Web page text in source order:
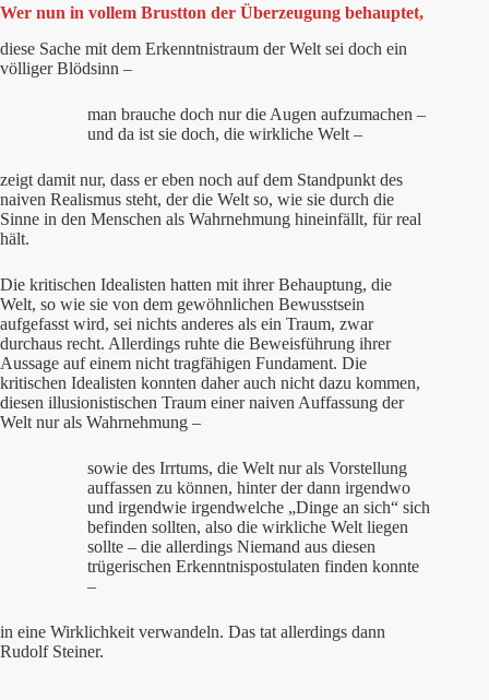
Wer nun in vollem Brustton der Überzeugung behauptet,
diese Sache mit dem Erkenntnistraum der Welt sei doch ein
völliger Blödsinn –
man brauche doch nur die Augen aufzumachen –
und da ist sie doch, die wirkliche Welt –
zeigt damit nur, dass er eben noch auf dem Standpunkt des
naiven Realismus steht, der die Welt so, wie sie durch die
Sinne in den Menschen als Wahrnehmung hineinfällt, für real
hält.
Die kritischen Idealisten hatten mit ihrer Behauptung, die
Welt, so wie sie von dem gewöhnlichen Bewusstsein
aufgefasst wird, sei nichts anderes als ein Traum, zwar
durchaus recht. Allerdings ruhte die Beweisführung ihrer
Aussage auf einem nicht tragfähigen Fundament. Die
kritischen Idealisten konnten daher auch nicht dazu kommen,
diesen illusionistischen Traum einer naiven Auffassung der
Welt nur als Wahrnehmung –
sowie des Irrtums, die Welt nur als Vorstellung
auffassen zu können, hinter der dann irgendwo
und irgendwie irgendwelche „Dinge an sich“ sich
befinden sollten, also die wirkliche Welt liegen
sollte – die allerdings Niemand aus diesen
trügerischen Erkenntnispostulaten finden konnte
–
in eine Wirklichkeit verwandeln. Das tat allerdings dann
Rudolf Steiner.